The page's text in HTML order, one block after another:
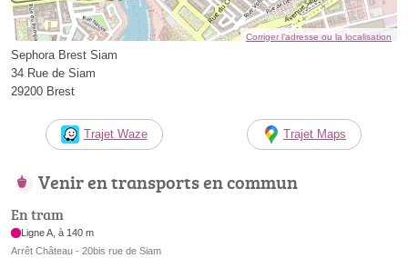
Corriger l’adresse ou la localisation
Sephora Brest Siam
34 Rue de Siam
29200 Brest
Trajet Waze Trajet Maps
Venir en transports en commun
En tram
Ligne A, à 140 m
Arrêt Château - 20bis rue de Siam